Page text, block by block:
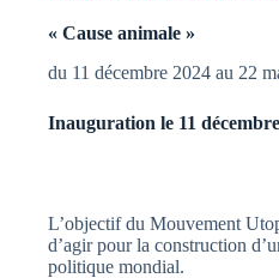
« Cause animale »
du 11 décembre 2024 au 22
Inauguration le 11
L’objectif du Mouvement
d’agir pour la construction
politique mondial.